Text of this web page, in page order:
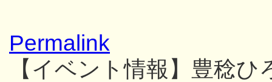
Permalink
【イベント情報】豊稔